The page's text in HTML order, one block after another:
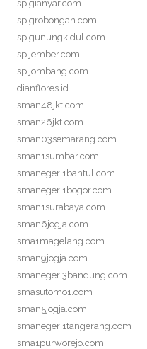
spigianyar.com
spigrobongan.com
spigunungkidul.com
spijember.com
spijombang.com
dianflores.id
sman48jkt.com
sman26jkt.com
sman03semarang.com
sman1sumbar.com
smanegeri1bantul.com
smanegeri1bogor.com
sman1surabaya.com
sman6jogja.com
sma1magelang.com
sman9jogja.com
smanegeri3bandung.com
smasutomo1.com
sman5jogja.com
smanegeri1tangerang.com
sma1purworejo.com